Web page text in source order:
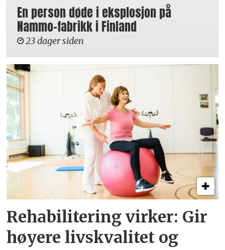
En person døde i eksplosjon på
Nammo-fabrikk i Finland
23 dager siden
Rehabilitering virker: Gir
høyere livskvalitet og